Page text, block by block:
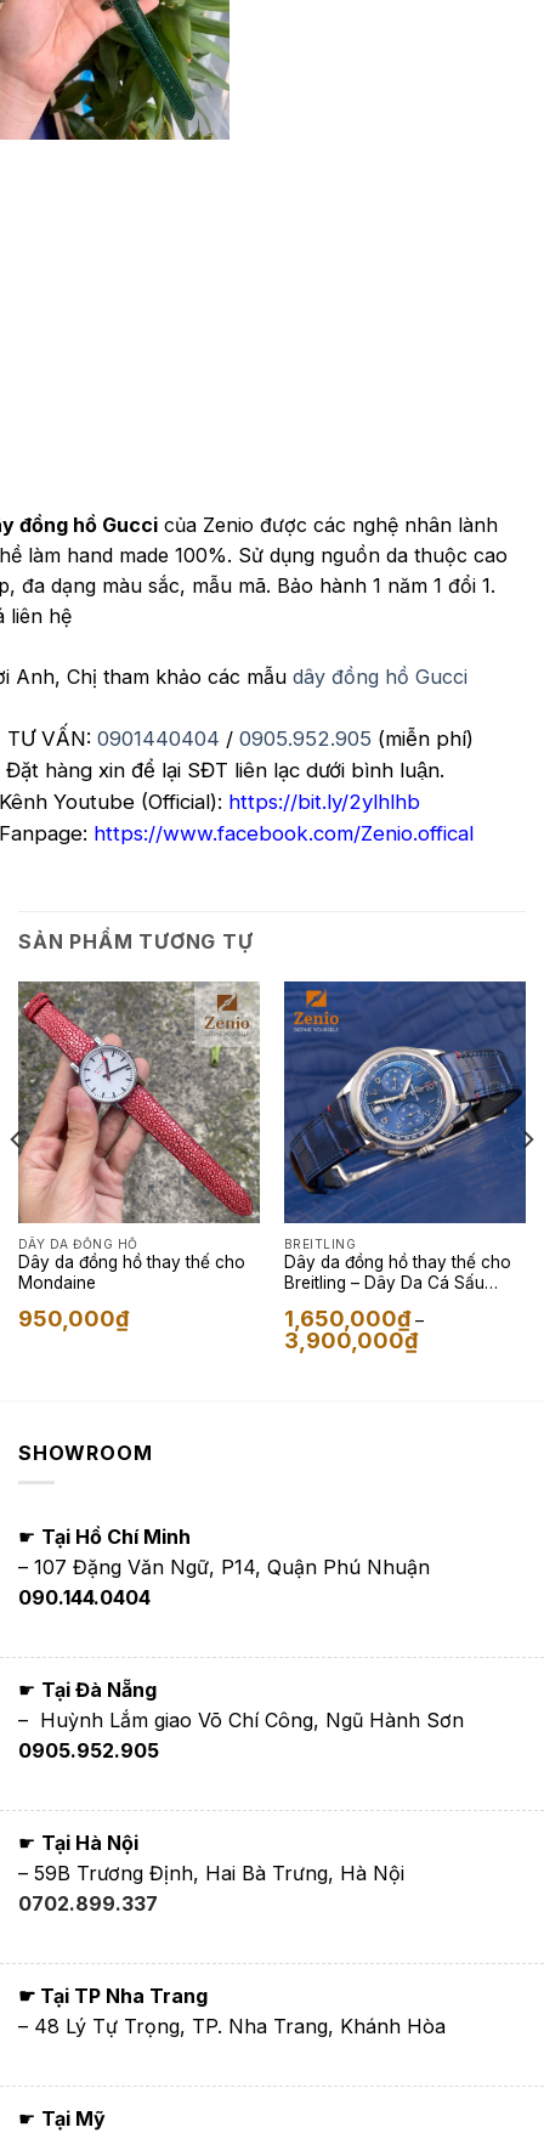
đồng hồ Gucci của Zenio được các nghệ nhân lành
làm hand made 100%. Sử dụng nguồn da thuộc cao
đa dạng màu sắc, mẫu mã. Bảo hành 1 năm 1 đổi 1.
liên hệ
Anh, Chị tham khảo các mẫu dây đồng hồ Gucci
VẤN: 0901440404 / 0905.952.905 (miễn phí)
hàng xin để lại SĐT liên lạc dưới bình luận.
Youtube (Official): https://bit.ly/2ylhlhb
https://www.facebook.com/Zenio.offical
SẢN PHẨM TƯƠNG TỰ
DÂY DA ĐỒNG HỒ
Dây da đồng hồ thay thế cho
Mondaine
950,000₫
BREITLING
Dây da đồng hồ thay thế cho
Breitling – Dây Da Cá Sấu
1,650,000₫ –
3,900,000₫Khoảng
giá:
SHOWROOM
☛ Tại Hồ Chí Minh
– 107 Đặng Văn Ngữ, P14, Quận Phú Nhuận
090.144.0404
☛ Tại Đà Nẵng
– Huỳnh Lắm giao Võ Chí Công, Ngũ Hành Sơn
0905.952.905
☛ Tại Hà Nội
– 59B Trương Định, Hai Bà Trưng, Hà Nội
0702.899.337
☛ Tại TP Nha Trang
– 48 Lý Tự Trọng, TP. Nha Trang, Khánh Hòa
☛ Tại Mỹ